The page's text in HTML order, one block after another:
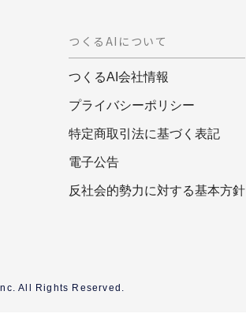
つくるAIについて
つくるAI会社情報
プライバシーポリシー
特定商取引法に基づく表記
電子公告
反社会的勢力に対する基本方針
All Rights Reserved.